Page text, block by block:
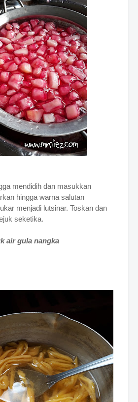
mendidih dan masukkan
hingga warna salutan
menjadi lutsinar. Toskan dan
seketika.
air gula nangka